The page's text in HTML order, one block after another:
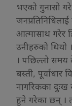
भएको गुनासो
आत्मासाथ गरेर
उनीहरुको थियो
। पछिल्लो
बस्ती,
नागरिकका
हुने गरेका छन् ।